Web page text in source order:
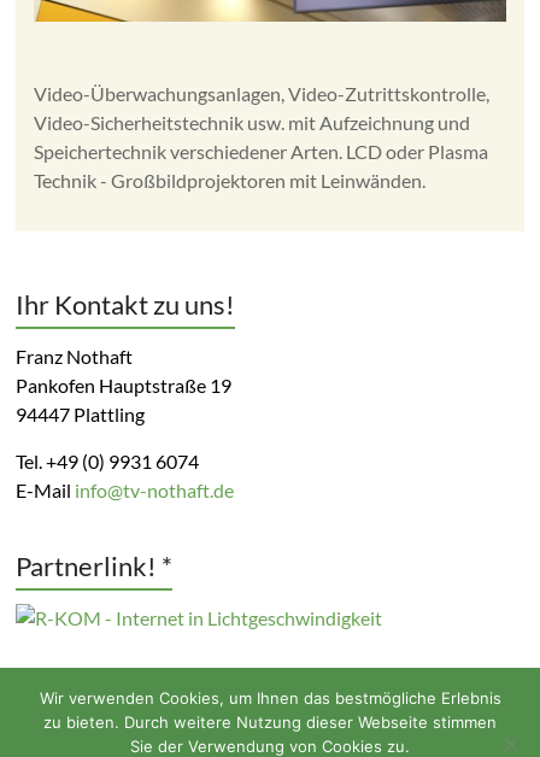
Video-Überwachungsanlagen, Video-Zutrittskontrolle,
Video-Sicherheitstechnik usw. mit Aufzeichnung und
Speichertechnik verschiedener Arten. LCD oder Plasma
Technik - Großbildprojektoren mit Leinwänden.
Ihr Kontakt zu uns!
Franz Nothaft
Pankofen Hauptstraße 19
94447 Plattling
Tel. +49 (0) 9931 6074
E-Mail info@tv-nothaft.de
Partnerlink! *
Wir verwenden Cookies, um Ihnen das bestmögliche Erlebnis
zu bieten. Durch weitere Nutzung dieser Webseite stimmen
Sie der Verwendung von Cookies zu.